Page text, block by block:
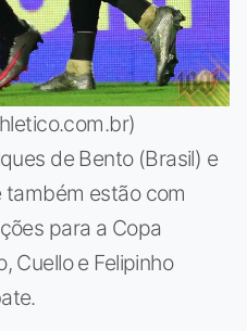
de Bento (Brasil) e
também estão com
para a Copa
Cuello e Felipinho